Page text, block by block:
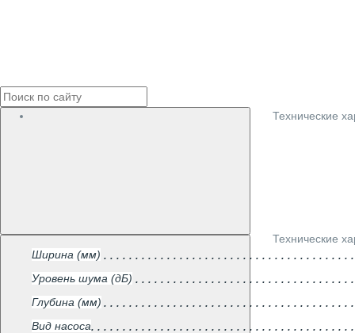
Технические
Технические
Ширина (мм)
Уровень шума (дБ)
Глубина (мм)
Вид насоса